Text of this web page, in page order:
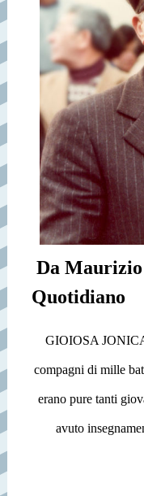
Da
Quotidiano
GIOIOSA
compagni di mille
erano pure tanti
avuto